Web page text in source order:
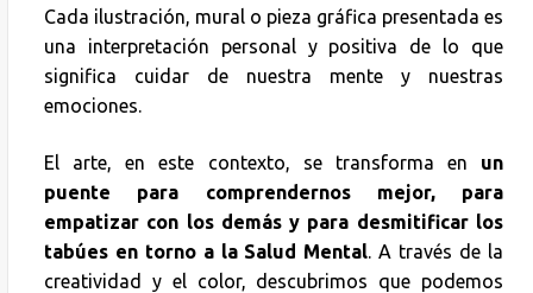
Cada ilustración, mural o pieza gráfica presentada es
una interpretación personal y positiva de lo que
significa cuidar de nuestra mente y nuestras
emociones.
El arte, en este contexto, se transforma en un
puente para comprendernos mejor, para
empatizar con los demás y para desmitificar los
tabúes en torno a la Salud Mental. A través de la
creatividad y el color, descubrimos que podemos